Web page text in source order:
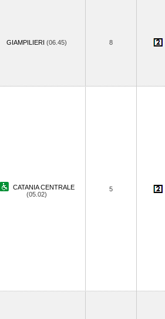
GIAMPILIERI (06.45) 8
CATANIA CENTRALE
(05.02)
5